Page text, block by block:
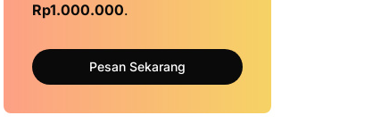
Rp1.000.000.
Pesan Sekarang